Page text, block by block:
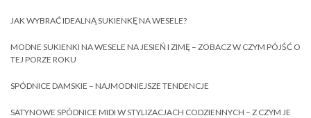
JAK WYBRAĆ IDEALNĄ SUKIENKĘ NA WESELE?
MODNE SUKIENKI NA WESELE NA JESIEŃ I ZIMĘ – ZOBACZ W CZYM PÓJŚĆ O
TEJ PORZE ROKU
SPÓDNICE DAMSKIE – NAJMODNIEJSZE TENDENCJE
SATYNOWE SPÓDNICE MIDI W STYLIZACJACH CODZIENNYCH – Z CZYM JE